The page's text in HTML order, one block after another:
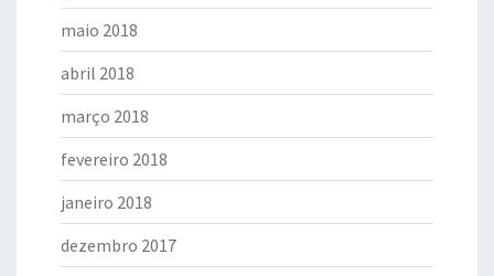
maio 2018
abril 2018
março 2018
fevereiro 2018
janeiro 2018
dezembro 2017